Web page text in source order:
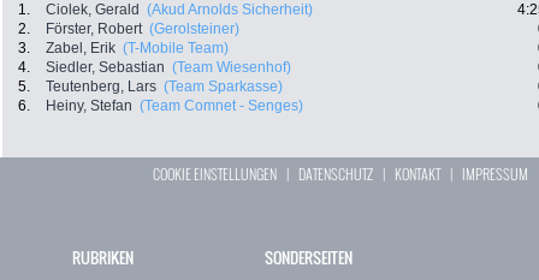
1. Ciolek, Gerald (Akud Arnolds Sicherheit)
2.
Förster, Robert (Gerolsteiner)
3.
Zabel, Erik (T-Mobile Team)
4.
Siedler, Sebastian (Team Wiesenhof)
5.
Teutenberg, Lars (Team Sparkasse)
6.
Heiny, Stefan (Team Comnet - Senges)
COOKIE EINSTELLUNGEN | DATENSCHUTZ | KONTAKT| IMPRESSUM
RUBRIKEN SONDERSEITEN